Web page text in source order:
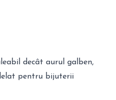
decât aurul galben,
pentru bijuterii